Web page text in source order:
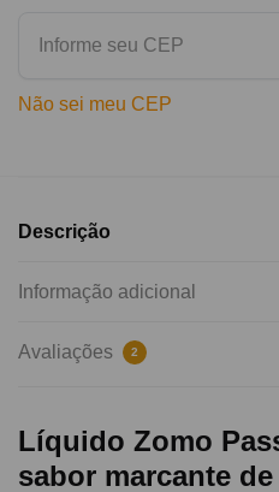
Não sei meu CEP
Descrição
Informação adicional
Avaliações 2
Líquido Zomo
sabor marcante